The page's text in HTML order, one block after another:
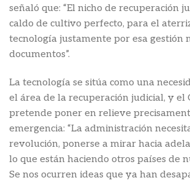
señaló que: “El nicho de recuperación
caldo de cultivo perfecto, para el
tecnología justamente por esa gestión
documentos”.
La tecnología se sitúa como una
el área de la recuperación judicial, y el
pretende poner en relieve
emergencia: “La administración
revolución, ponerse a mirar hacia
lo que están haciendo otros países de
Se nos ocurren ideas que ya han